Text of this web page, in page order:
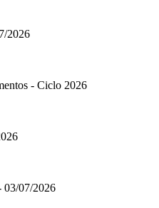
2026
- Ciclo 2026
03/07/2026